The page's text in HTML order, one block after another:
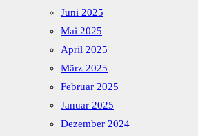
Juni 2025
Mai 2025
April 2025
März 2025
Februar 2025
Januar 2025
Dezember 2024